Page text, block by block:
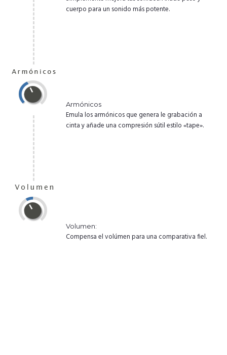
cuerpo para un sonido más potente.
Armónicos
Emula los armónicos que genera le grabación a
cinta y añade una compresión sútil estilo «tape».
Volumen:
Compensa el volúmen para una comparativa fiel.